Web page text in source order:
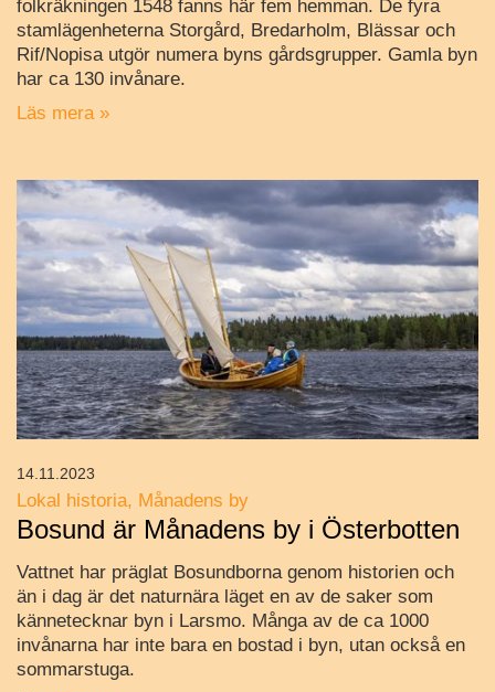
folkräkningen 1548 fanns här fem hemman. De fyra
stamlägenheterna Storgård, Bredarholm, Blässar och
Rif/Nopisa utgör numera byns gårdsgrupper. Gamla byn
har ca 130 invånare.
Läs mera »
Lokal historia Månadens by
Bosund är Månadens by i Österbotten
Vattnet har präglat Bosundborna genom historien och
än i dag är det naturnära läget en av de saker som
kännetecknar byn i Larsmo. Många av de ca 1000
invånarna har inte bara en bostad i byn, utan också en
sommarstuga.
14.11.2023